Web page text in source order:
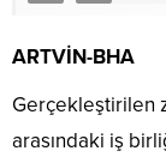
ARTVİN-BHA
Gerçekleştirilen
arasındaki iş